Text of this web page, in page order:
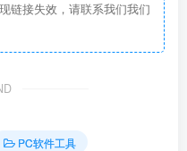
链接失效，请联系我们我们
PC软件工具